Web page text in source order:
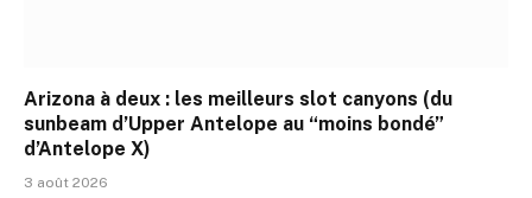
Arizona à deux : les meilleurs slot canyons (du
sunbeam d’Upper Antelope au “moins bondé”
d’Antelope X)
3 août 2026